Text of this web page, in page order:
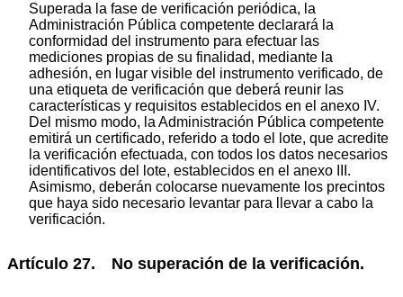
Superada la fase de verificación periódica, la
Administración Pública competente declarará la
conformidad del instrumento para efectuar las
mediciones propias de su finalidad, mediante la
adhesión, en lugar visible del instrumento verificado, de
una etiqueta de verificación que deberá reunir las
características y requisitos establecidos en el anexo IV.
Del mismo modo, la Administración Pública competente
emitirá un certificado, referido a todo el lote, que acredite
la verificación efectuada, con todos los datos necesarios
identificativos del lote, establecidos en el anexo III.
Asimismo, deberán colocarse nuevamente los precintos
que haya sido necesario levantar para llevar a cabo la
verificación.
Artículo 27. No superación de la verificación.